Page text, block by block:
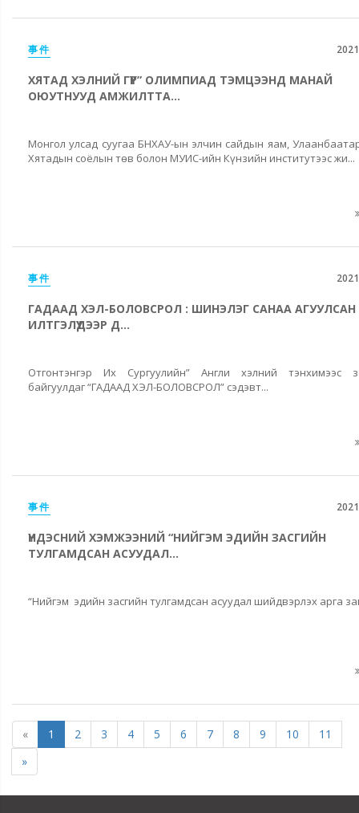
事件
ХЯТАД ХЭЛНИЙ ГҮҮР” ОЛИМПИАД ТЭМЦЭЭНД МАНАЙ
ОЮУТНУУД АМЖИЛТТА...
Монгол улсад суугаа БНХАУ-ын элчин сайдын яам,
Хятадын соёлын төв болон МУИС-ийн Күнзийн институтээс жи...
事件
ГАДААД ХЭЛ-БОЛОВСРОЛ : ШИНЭЛЭГ САНАА АГУУЛСАН
ИЛТГЭЛҮҮДЭЭР Д...
Отгонтэнгэр Их Сургуулийн” Англи хэлний тэнхимээс
байгуулдаг “ГАДААД ХЭЛ-БОЛОВСРОЛ” сэдэвт...
事件
ҮНДЭСНИЙ ХЭМЖЭЭНИЙ “НИЙГЭМ ЭДИЙН ЗАСГИЙН
ТУЛГАМДСАН АСУУДАЛ...
“Нийгэм эдийн засгийн тулгамдсан асуудал шийдвэрлэх арга
« 1 2 3 4 5 6 7 8 9 10
11
»